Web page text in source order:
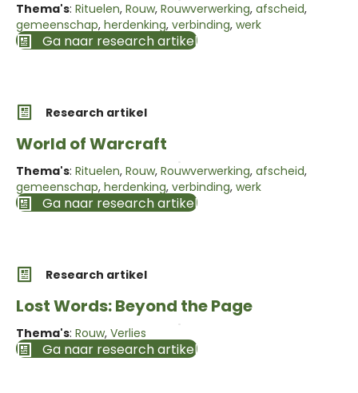
Thema's: Rituelen, Rouw, Rouwverwerking, afscheid,
gemeenschap, herdenking, verbinding, werk
Ga naar research artikel
Research artikel
World of Warcraft
Thema's: Rituelen, Rouw, Rouwverwerking, afscheid,
gemeenschap, herdenking, verbinding, werk
Ga naar research artikel
Research artikel
Lost Words: Beyond the Page
Thema's: Rouw, Verlies
Ga naar research artikel